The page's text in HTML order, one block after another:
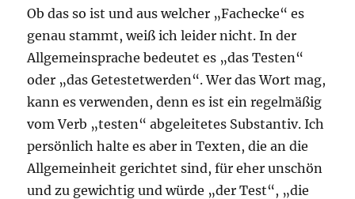
Ob das so ist und aus welcher „Fachecke“ es
genau stammt, weiß ich leider nicht. In der
Allgemeinsprache bedeutet es „das Testen“
oder „das Getestetwerden“. Wer das Wort mag,
kann es verwenden, denn es ist ein regelmäßig
vom Verb „testen“ abgeleitetes Substantiv. Ich
persönlich halte es aber in Texten, die an die
Allgemeinheit gerichtet sind, für eher unschön
und zu gewichtig und würde „der Test“, „die